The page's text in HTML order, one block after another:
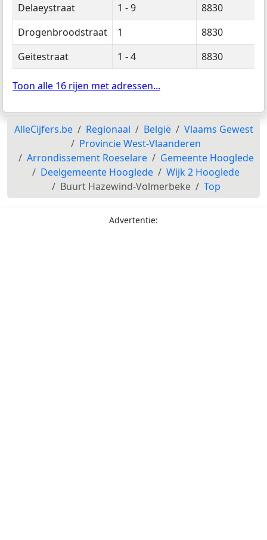
Delaeystraat
1 - 9
8830
Drogenbroodstraat
1
8830
Geitestraat
1 - 4 8830
Toon alle 16 rijen met adressen...
AlleCijfers.be Regionaal België
Vlaams Gewest
Provincie West-Vlaanderen
Arrondissement Roeselare
Gemeente Hooglede
Deelgemeente Hooglede
Wijk 2 Hooglede
Buurt Hazewind-Volmerbeke
Top
Advertentie: